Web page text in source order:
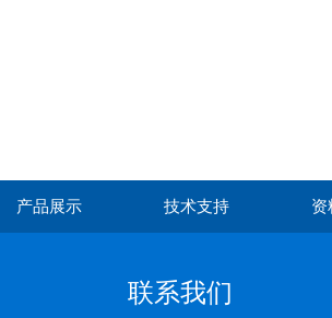
产品展示 技术支持 资
联系我们